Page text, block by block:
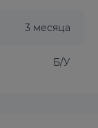
3 месяца
Б/У